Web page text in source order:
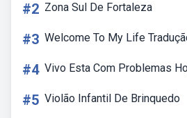
#2 Zona Sul De Fortaleza
#3 Welcome To My Life
#4 Vivo Esta Com Problemas
#5 Violão Infantil De Brinquedo